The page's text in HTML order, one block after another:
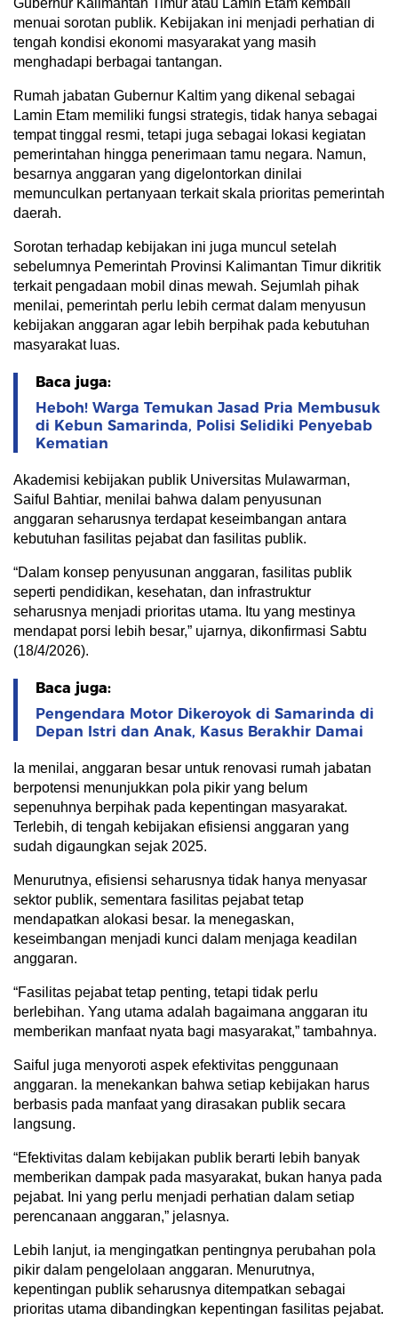
Gubernur Kalimantan Timur atau Lamin Etam kembali
menuai sorotan publik. Kebijakan ini menjadi perhatian di
tengah kondisi ekonomi masyarakat yang masih
menghadapi berbagai tantangan.
Rumah jabatan Gubernur Kaltim yang dikenal sebagai
Lamin Etam memiliki fungsi strategis, tidak hanya sebagai
tempat tinggal resmi, tetapi juga sebagai lokasi kegiatan
pemerintahan hingga penerimaan tamu negara. Namun,
besarnya anggaran yang digelontorkan dinilai
memunculkan pertanyaan terkait skala prioritas pemerintah
daerah.
Sorotan terhadap kebijakan ini juga muncul setelah
sebelumnya Pemerintah Provinsi Kalimantan Timur dikritik
terkait pengadaan mobil dinas mewah. Sejumlah pihak
menilai, pemerintah perlu lebih cermat dalam menyusun
kebijakan anggaran agar lebih berpihak pada kebutuhan
masyarakat luas.
Baca juga:
Heboh! Warga Temukan Jasad Pria Membusuk
di Kebun Samarinda, Polisi Selidiki Penyebab
Kematian
Akademisi kebijakan publik Universitas Mulawarman,
Saiful Bahtiar, menilai bahwa dalam penyusunan
anggaran seharusnya terdapat keseimbangan antara
kebutuhan fasilitas pejabat dan fasilitas publik.
“Dalam konsep penyusunan anggaran, fasilitas publik
seperti pendidikan, kesehatan, dan infrastruktur
seharusnya menjadi prioritas utama. Itu yang mestinya
mendapat porsi lebih besar,” ujarnya, dikonfirmasi Sabtu
(18/4/2026).
Baca juga:
Pengendara Motor Dikeroyok di Samarinda di
Depan Istri dan Anak, Kasus Berakhir Damai
Ia menilai, anggaran besar untuk renovasi rumah jabatan
berpotensi menunjukkan pola pikir yang belum
sepenuhnya berpihak pada kepentingan masyarakat.
Terlebih, di tengah kebijakan efisiensi anggaran yang
sudah digaungkan sejak 2025.
Menurutnya, efisiensi seharusnya tidak hanya menyasar
sektor publik, sementara fasilitas pejabat tetap
mendapatkan alokasi besar. Ia menegaskan,
keseimbangan menjadi kunci dalam menjaga keadilan
anggaran.
“Fasilitas pejabat tetap penting, tetapi tidak perlu
berlebihan. Yang utama adalah bagaimana anggaran itu
memberikan manfaat nyata bagi masyarakat,” tambahnya.
Saiful juga menyoroti aspek efektivitas penggunaan
anggaran. Ia menekankan bahwa setiap kebijakan harus
berbasis pada manfaat yang dirasakan publik secara
langsung.
“Efektivitas dalam kebijakan publik berarti lebih banyak
memberikan dampak pada masyarakat, bukan hanya pada
pejabat. Ini yang perlu menjadi perhatian dalam setiap
perencanaan anggaran,” jelasnya.
Lebih lanjut, ia mengingatkan pentingnya perubahan pola
pikir dalam pengelolaan anggaran. Menurutnya,
kepentingan publik seharusnya ditempatkan sebagai
prioritas utama dibandingkan kepentingan fasilitas pejabat.